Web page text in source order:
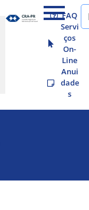
FAQ
Servi
ços
On-
Line
Anui
dade
s